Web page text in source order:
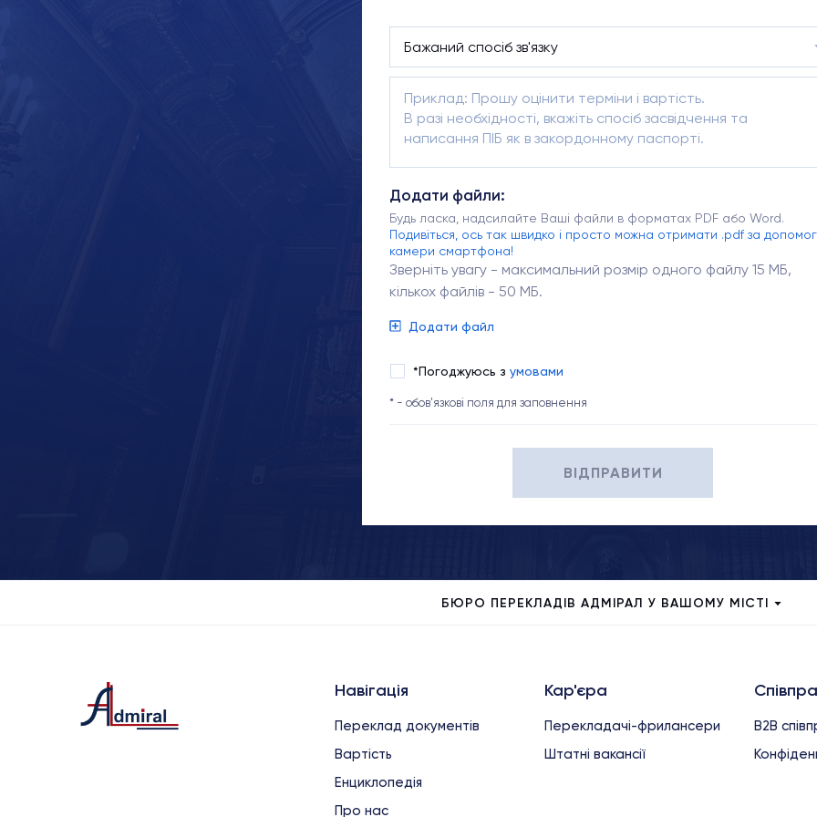
Додати файли:
Будь ласка, надсилайте Ваші файли в форматах PDF або Word.
Подивіться, ось так швидко і просто можна отримати .pdf за
камери смартфона!
Зверніть увагу - максимальний розмір одного файлу 15 МБ,
кількох файлів - 50 МБ.
Додати файл
*Погоджуюсь з умовами
* - обов'язкові поля для заповнення
ВІДПРАВИТИ
БЮРО ПЕРЕКЛАДІВ АДМІРАЛ У ВАШОМУ МІСТІ
Навігація
Переклад документів
Вартість
Енциклопедія
Про нас
Кар'єра
Перекладачі-фрилансери
Штатні вакансії
B2B